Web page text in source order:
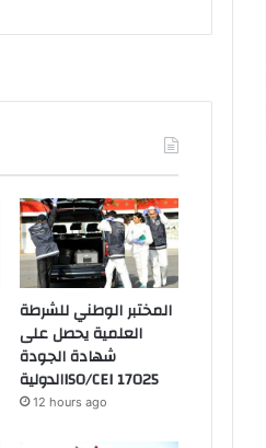
المختبر الوطني للشرطة
العلمية يحصل على
شهادة الجودة
الدوليةISO/CEI 17025
12 hours ago